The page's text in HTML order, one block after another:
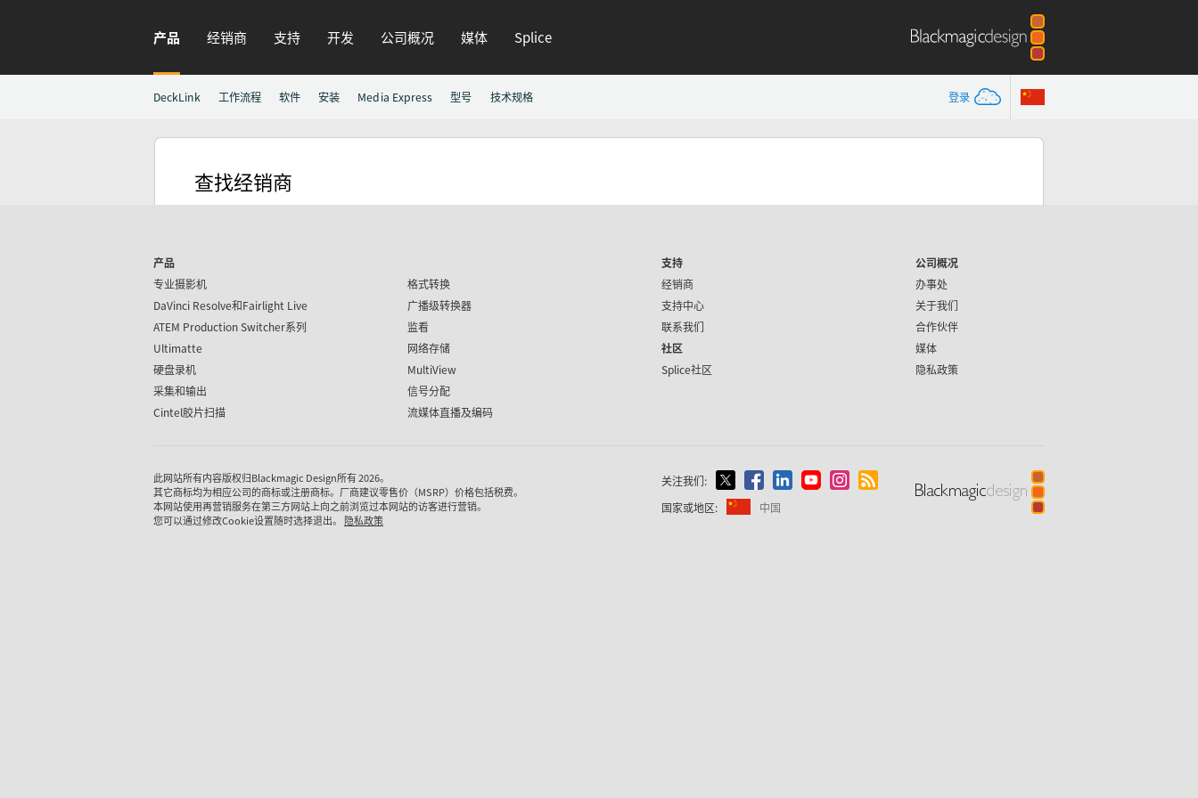
产品 经销商 支持 开发 公司概况 媒体 Splice
登录
DeckLink 工作流程 软件 安装 Media Express 型号 技术规格
查找经销商
产品
专业摄影机
DaVinci Resolve和Fairlight Live
ATEM Production Switcher系列
Ultimatte
硬盘录机
采集和输出
Cintel胶片扫描
格式转换
广播级转换器
监看
网络存储
MultiView
信号分配
流媒体直播及编码
支持
经销商
支持中心
联系我们
社区
Splice社区
公司概况
办事处
关于我们
合作伙伴
媒体
隐私政策
此网站所有内容版权归Blackmagic Design所有 2026。
其它商标均为相应公司的商标或注册商标。厂商建议零售价（MSRP）价格包括税费。
本网站使用再营销服务在第三方网站上向之前浏览过本网站的访客进行营销。
您可以通过修改Cookie设置随时选择退出。 隐私政策
关注我们:
国家或地区:
中国